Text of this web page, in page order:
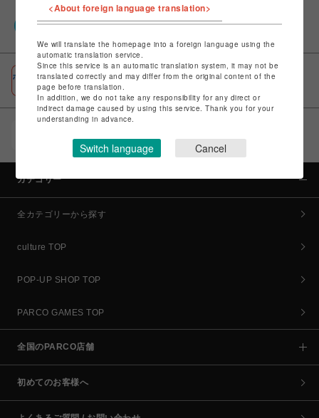
PARCOポイント
ポケパル払い
初回登録＆お買物で最大1,500円分のPARCOポイント進呈
コイン＆クーポンでPARCOでのお買い物がオトクに
カテゴリー
全カテゴリーから探す
culture TOP
POP-UP SHOP TOP
PARCO GAMES TOP
全国のPARCO店舗
初めてのお客様へ
<About foreign language translation>
We will translate the homepage into a foreign language using the
automatic translation service.
Since this service is an automatic translation system, it may not be
translated correctly and may differ from the original content of the
page before translation.
In addition, we do not take any responsibility for any direct or
indirect damage caused by using this service. Thank you for your
understanding in advance.
Switch language Cancel